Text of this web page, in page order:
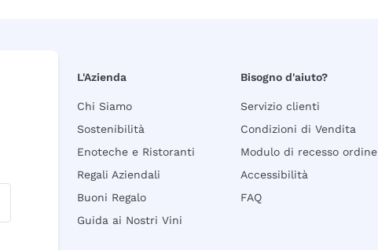
L'Azienda
Chi Siamo
Sostenibilità
Enoteche e Ristoranti
Regali Aziendali
Buoni Regalo
Guida ai Nostri Vini
Bisogno d'aiuto?
Servizio clienti
Condizioni di Vendita
Modulo di recesso ordine
Accessibilità
FAQ